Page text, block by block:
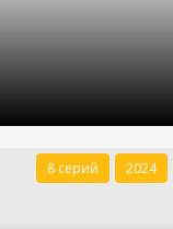
8 серий 2024